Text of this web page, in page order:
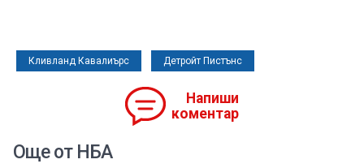
Кливланд Кавалиърс Детройт Пистънс
Напиши
коментар
Още от НБА